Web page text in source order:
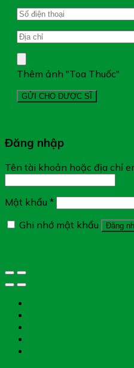
Thêm ảnh "Toa Thuốc"
Đăng nhập
Tên tài khoản hoặc địa chỉ
Mật khẩu *
Ghi nhớ mật khẩu
Đăng